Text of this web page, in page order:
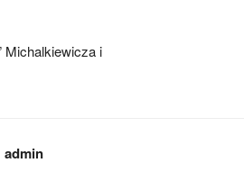
Michalkiewicza i
admin